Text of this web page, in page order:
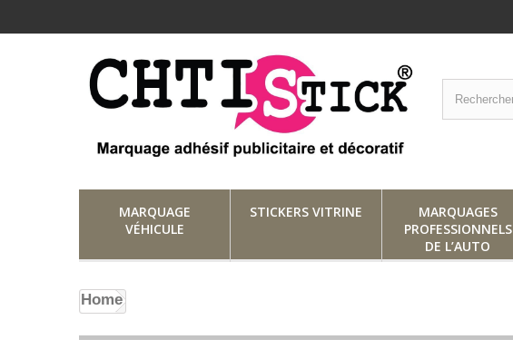
MARQUAGE
VÉHICULE
STICKERS VITRINE
MARQUAGES
PROFESSIONNELS
DE L’AUTO
Home